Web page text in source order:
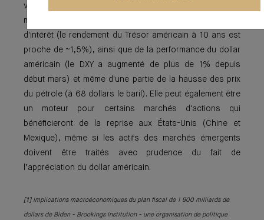
vont bientôt se concrétiser. C'est ce qui a été le principal
moteur du mouvement actuel de hausse des taux
d'intérêt (le rendement du Trésor américain à 10 ans est
proche de ~1,5%), ainsi que de la performance du dollar
américain (le DXY a augmenté de plus de 1% depuis
début mars) et même d'une partie de la hausse des prix
du pétrole (à 68 dollars le baril). Elle peut également être
un moteur pour certains marchés d'actions qui
bénéficieront de la reprise aux États-Unis (Chine et
Mexique), même si les actifs des marchés émergents
doivent être traités avec prudence du fait de
l’appréciation du dollar américain.
[1]Implications macroéconomiques du plan fiscal de 1 900 milliards de
dollars de Biden - Brookings Institution - une organisation de politique